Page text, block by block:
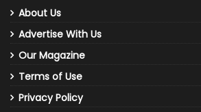
About Us
Advertise With Us
Our Magazine
Terms of Use
Privacy Policy